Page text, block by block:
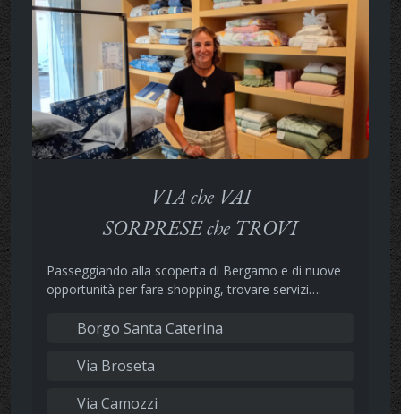
VIA che VAI
SORPRESE che TROVI
Passeggiando alla scoperta di Bergamo e di nuove
opportunità per fare shopping, trovare servizi….
Borgo Santa Caterina
Via Broseta
Via Camozzi